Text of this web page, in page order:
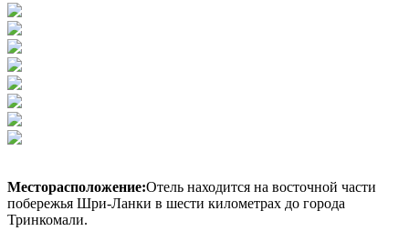
Месторасположение:Отель находится на восточной части
побережья Шри-Ланки в шести километрах до города
Тринкомали.